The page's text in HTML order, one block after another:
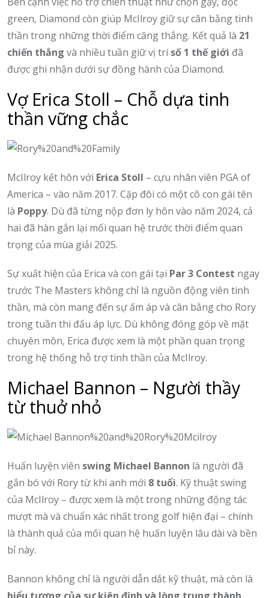
green, Diamond còn giúp McIlroy giữ sự cân bằng tinh
thần trong những thời điểm căng thẳng. Kết quả là 21
chiến thắng và nhiều tuần giữ vị trísố 1 thế giới đã
được ghi nhận dưới sự đồng hành của Diamond.
Vợ Erica Stoll – Chỗ dựa tinh
thần vững chắc
McIlroy kết hôn với Erica Stoll – cựu nhân viên PGA of
America – vào năm 2017. Cặp đôi có một cô con gái tên
là Poppy. Dù đã từng nộp đơn ly hôn vào năm 2024, cả
hai đã hàn gắn lại mối quan hệ trước thời điểm quan
trọng của mùa giải 2025.
Sự xuất hiện của Erica và con gái tại Par 3 Contest ngay
trước The Masters không chỉ là nguồn động viên tinh
thần, mà còn mang đến sự ấm áp và cân bằng cho Rory
trong tuần thi đấu áp lực. Dù không đóng góp về mặt
chuyên môn, Erica được xem là một phần quan trọng
trong hệ thống hỗ trợ tinh thần của McIlroy.
Michael Bannon – Người thầy
từ thuở nhỏ
Huấn luyện viên swing Michael Bannon là người đã
gắn bó với Rory từ khi anh mới 8 tuổi. Kỹ thuật swing
của McIlroy – được xem là một trong những động tác
mượt mà và chuẩn xác nhất trong golf hiện đại – chính
là thành quả của mối quan hệ huấn luyện lâu dài và bền
bỉ này.
Bannon không chỉ là người dẫn dắt kỹ thuật, mà còn là